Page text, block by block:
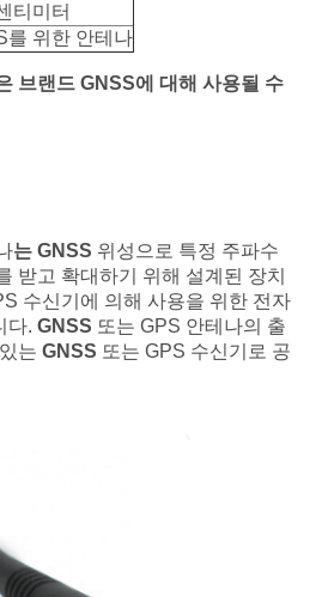
티미터
를 위한 안테나
브랜드 GNSS에 대해 사용될 수
는 GNSS 위성으로 특정 주파수
받고 확대하기 위해 설계된 장치
수신기에 의해 사용을 위한 전자
다. GNSS 또는 GPS 안테나의 출
는 GNSS 또는 GPS 수신기로 공